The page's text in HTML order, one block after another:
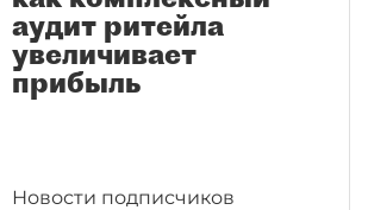
аудит ритейла
увеличивает
прибыль
Новости подписчиков